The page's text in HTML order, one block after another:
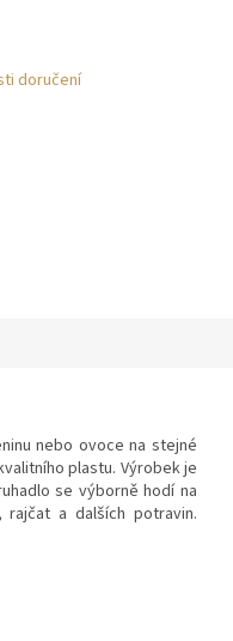
doručení
nebo ovoce na stejné
plastu. Výrobek je
se výborně hodí na
rajčat a dalších potravin.